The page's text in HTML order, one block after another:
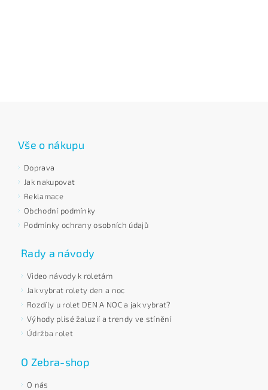
Vše o nákupu
Doprava
Jak nakupovat
Reklamace
Obchodní podmínky
Podmínky ochrany osobních údajů
Rady a návody
Video návody k roletám
Jak vybrat rolety den a noc
Rozdíly u rolet DEN A NOC a jak vybrat?
Výhody plisé žaluzií a trendy ve stínění
Údržba rolet
O Zebra-shop
O nás